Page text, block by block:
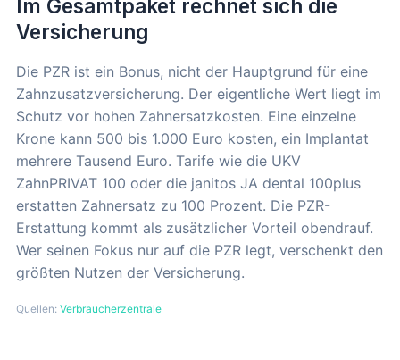
Im Gesamtpaket rechnet sich die
Versicherung
Die PZR ist ein Bonus, nicht der Hauptgrund für eine
Zahnzusatzversicherung. Der eigentliche Wert liegt im
Schutz vor hohen Zahnersatzkosten. Eine einzelne
Krone kann 500 bis 1.000 Euro kosten, ein Implantat
mehrere Tausend Euro. Tarife wie die UKV
ZahnPRIVAT 100 oder die janitos JA dental 100plus
erstatten Zahnersatz zu 100 Prozent. Die PZR-
Erstattung kommt als zusätzlicher Vorteil obendrauf.
Wer seinen Fokus nur auf die PZR legt, verschenkt den
größten Nutzen der Versicherung.
Quellen: Verbraucherzentrale